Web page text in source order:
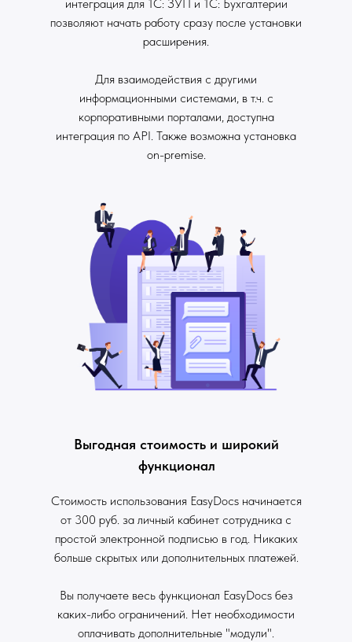
интеграция для 1С: ЗУП и 1С: Бухгалтерии
позволяют начать работу сразу после установки
расширения.
Для взаимодействия с другими
информационными системами, в т.ч. с
корпоративными порталами, доступна
интеграция по API. Также возможна установка
on-premise.
Выгодная стоимость и широкий
функционал
Стоимость использования EasyDocs начинается
от 300 руб. за личный кабинет сотрудника с
простой электронной подписью в год. Никаких
больше скрытых или дополнительных платежей.
Вы получаете весь функционал EasyDocs без
каких-либо ограничений. Нет необходимости
оплачивать дополнительные "модули".